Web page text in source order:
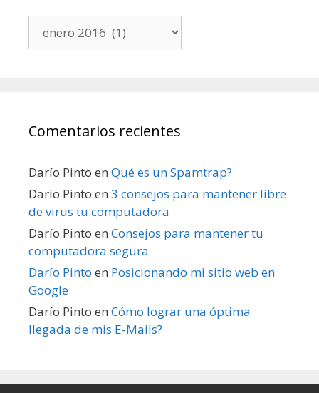
Comentarios recientes
Darío Pinto en Qué es un Spamtrap?
Darío Pinto en 3 consejos para mantener libre
de virus tu computadora
Darío Pinto en Consejos para mantener tu
computadora segura
Darío Pinto en Posicionando mi sitio web en
Google
Darío Pinto en Cómo lograr una óptima
llegada de mis E-Mails?